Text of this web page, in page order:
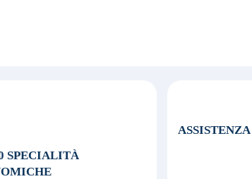
SPECIALITÀ
ASSISTENZA